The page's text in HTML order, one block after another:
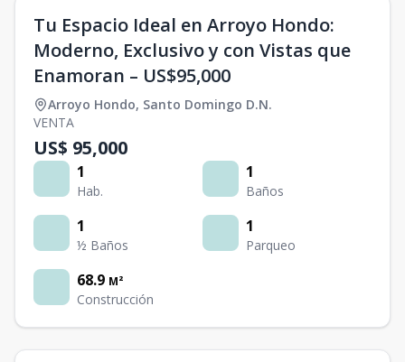
Tu Espacio Ideal en Arroyo Hondo:
Moderno, Exclusivo y con Vistas que
Enamoran – US$95,000
Arroyo Hondo, Santo Domingo D.N.
VENTA
US$ 95,000
1
Hab.
1
Baños
1
½ Baños
1
Parqueo
68.9 M²
Construcción